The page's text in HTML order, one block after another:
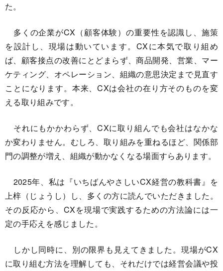
た。
多くの企業がCX（顧客体験）の重要性を認識し、施策
を設計し、現場は動いています。CXに本気で取り組め
ば、顧客接点の改善にとどまらず、商品開発、営業、マー
ケティング、オペレーション、組織の意思決定まで見直す
ことになります。本来、CXは会社の在り方そのものを変
える取り組みです。
それにもかかわらず、CXに取り組んでも会社はなかな
か変わりません。むしろ、取り組みを重ねるほど、関係部
門の調整が増え、組織が動かなくなる場面すらあります。
2025年、私は『いちばんやさしいCX経営の教科書』を
上梓（じょうし）し、多くの方に読んでいただきました。
その反応から、CXを現場で実践するための方法論には一
定の手応えを感じました。
しかし同時に、別の限界も見えてきました。現場がCX
に取り組む方法を理解しても、それだけでは経営会議や投